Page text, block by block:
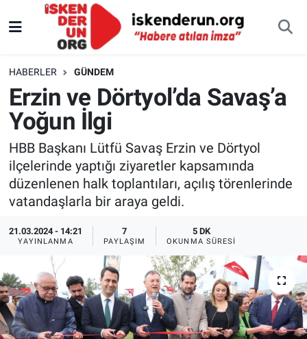
HABERLER GÜNDEM
Erzin ve Dörtyol’da Savaş’a
Yoğun İlgi
HBB Başkanı Lütfü Savaş Erzin ve Dörtyol
ilçelerinde yaptığı ziyaretler kapsamında
düzenlenen halk toplantıları, açılış törenlerinde
vatandaşlarla bir araya geldi.
21.03.2024 - 14:21
YAYINLANMA
7
PAYLAŞIM
5 DK
OKUNMA SÜRESI